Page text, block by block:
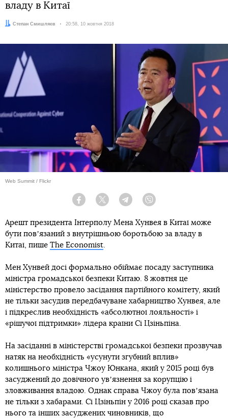
владу в Китаї
Автор:
Степан Смишляєв Дата:
20:58, 10 жовтня 2018
Web Summit / Flickr
Facebook Twitter Telegram
Арешт президента Інтерполу Мена Хунвея в Китаї може
бути повʼязаний з внутрішньою боротьбою за владу в
Китаї, пише The Economist.
Мен Хунвей досі формально обіймає посаду заступника
міністра громадської безпеки Китаю. 8 жовтня це
міністерство провело засідання партійного комітету, який
не тільки засудив передбачуване хабарництво Хунвея, але
і підкреслив необхідність «абсолютної лояльності» і
«рішучої підтримки» лідера країни Сі Цзіньпіна.
На засіданні в міністерстві громадської безпеки прозвучав
натяк на необхідність «усунути згубний вплив»
колишнього міністра Чжоу Юнкана, який у 2015 році був
засуджений до довічного увʼязнення за корупцію і
зловживання владою. Однак справа Чжоу була повʼязана
не тільки з хабарами. Сі Цзіньпін у 2016 році сказав про
нього та інших засуджених чиновників, що